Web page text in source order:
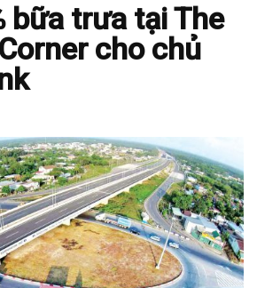
bữa trưa tại The
cho chủ